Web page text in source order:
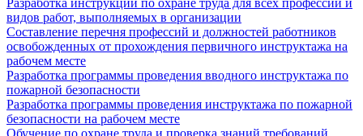
Разработка инструкции по охране труда для всех профессий и
видов работ, выполняемых в организации
Составление перечня профессий и должностей работников
освобожденных от прохождения первичного инструктажа на
рабочем месте
Разработка программы проведения вводного инструктажа по
пожарной безопасности
Разработка программы проведения инструктажа по пожарной
безопасности на рабочем месте
Обучение по охране труда и проверка знаний требований